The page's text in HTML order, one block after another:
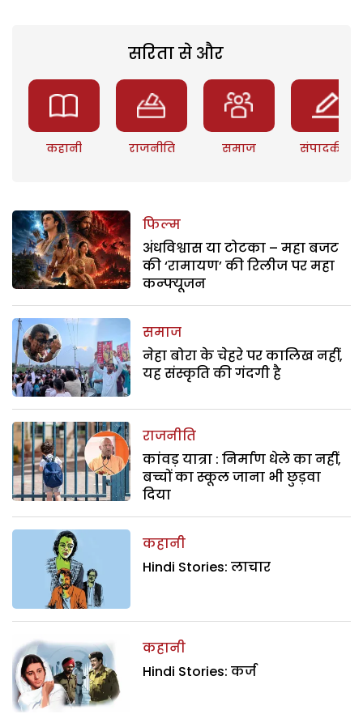
सरिता से और
कहानी राजनीति समाज संपादकीय
फिल्म
अंधविश्वास या टोटका – महा बजट
की ‘रामायण’ की रिलीज पर महा
कन्फ्यूजन
समाज
नेहा बोरा के चेहरे पर कालिख नहीं,
यह संस्कृति की गंदगी है
राजनीति
कांवड़ यात्रा : निर्माण धेले का नहीं,
बच्चों का स्कूल जाना भी छुड़वा
दिया
कहानी
Hindi Stories: लाचार
कहानी
Hindi Stories: कर्ज